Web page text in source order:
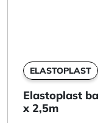
ELASTOPLAST
Elastoplast
x 2,5m